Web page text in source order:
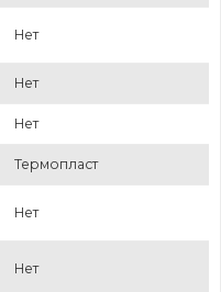
Нет
Нет
Нет
Термопласт
Нет
Нет